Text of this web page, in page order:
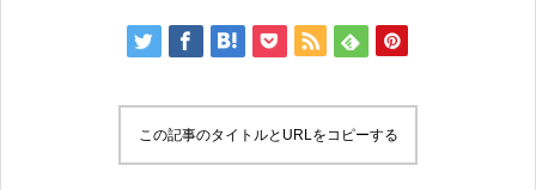
この記事のタイトルとURLをコピーする